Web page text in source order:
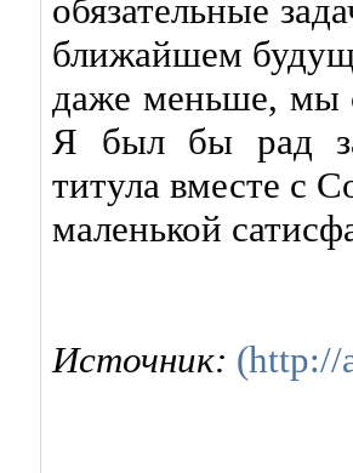
обязательные
ближайшем
даже меньше, мы
Я был бы рад
титула вместе с
маленькой
Источник: (http://